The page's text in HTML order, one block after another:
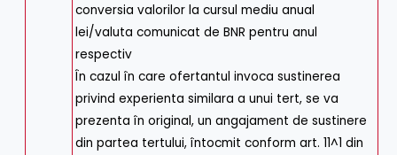
conversia valorilor la cursul mediu anual
lei/valuta comunicat de BNR pentru anul
respectiv
În cazul în care ofertantul invoca sustinerea
privind experienta similara a unui tert, se va
prezenta în original, un angajament de sustinere
din partea tertului, întocmit conform art. 11^1 din